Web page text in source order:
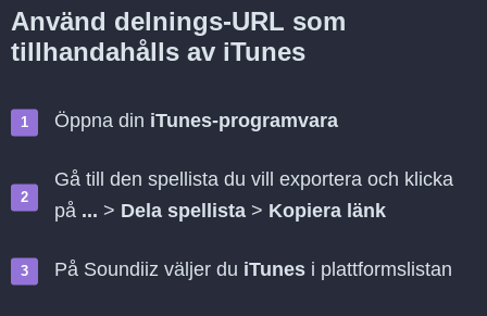
Använd delnings-URL som
tillhandahålls av iTunes
Öppna din iTunes-programvara
Gå till den spellista du vill exportera och klicka
på ... > Dela spellista > Kopiera länk
På Soundiiz väljer du iTunes i plattformslistan